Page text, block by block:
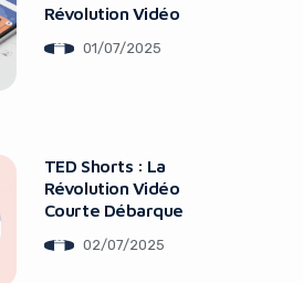
Révolution Vidéo
01/07/2025
TED Shorts : La
Révolution Vidéo
Courte Débarque
02/07/2025